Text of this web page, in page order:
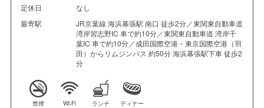
定休日
なし
最寄駅
JR京葉線 海浜幕張駅 南口 徒歩2分／東関東自動車道
湾岸習志野IC 車で約10分／東関東自動車道 湾岸千
葉IC 車で約10分／成田国際空港・東京国際空港（羽
田）からリムジンバス 約50分 海浜幕張駅下車 徒歩2
分
禁煙 Wi-Fi ランチ ディナー